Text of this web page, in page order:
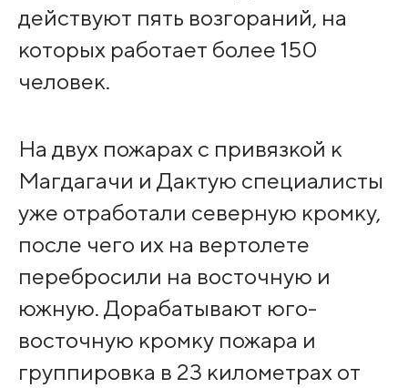
действуют пять возгораний, на
которых работает более 150
человек.
На двух пожарах с привязкой к
Магдагачи и Дактую специалисты
уже отработали северную кромку,
после чего их на вертолете
перебросили на восточную и
южную. Дорабатывают юго-
восточную кромку пожара и
группировка в 23 километрах от